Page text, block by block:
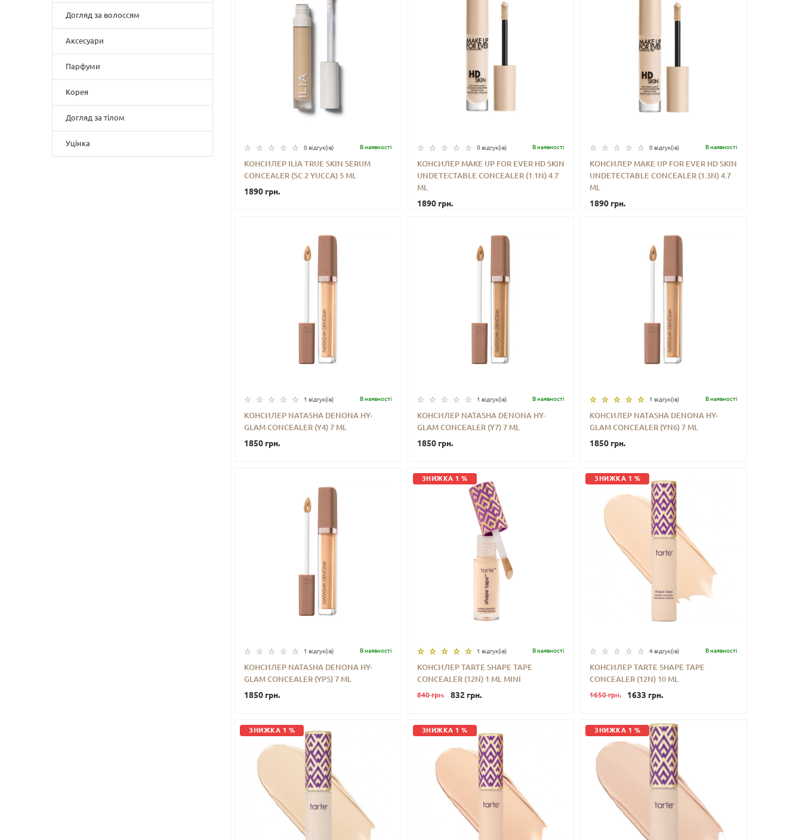
Догляд за волоссям
Аксесуари
Парфуми
Корея
Догляд за тілом
Уцінка
0 відгук(iв) В наявностi
КОНСИЛЕР ILIA TRUE SKIN SERUM
CONCEALER (SC 2 YUCCA) 5 ML
1890 грн.
0 відгук(iв) В наявностi
КОНСИЛЕР MAKE UP FOR EVER HD SKIN
UNDETECTABLE CONCEALER (1.1N) 4.7
ML
1890 грн.
-
0 відгук(iв) В наявностi
КОНСИЛЕР MAKE UP FOR EVER HD SKIN
UNDETECTABLE CONCEALER (1.3N) 4.7
ML
1890 грн.
-
1 відгук(iв) В наявностi
КОНСИЛЕР NATASHA DENONA HY-
GLAM CONCEALER (Y4) 7 ML
1850 грн.
1 відгук(iв) В наявностi
КОНСИЛЕР NATASHA DENONA HY-
GLAM CONCEALER (Y7) 7 ML
1850 грн.
1 відгук(iв) В наявностi
КОНСИЛЕР NATASHA DENONA HY-
GLAM CONCEALER (YN6) 7 ML
1850 грн.
1 відгук(iв) В наявностi
КОНСИЛЕР NATASHA DENONA HY-
GLAM CONCEALER (YP5) 7 ML
1850 грн.
ЗНИЖКА 1 %
1 відгук(iв) В наявностi
КОНСИЛЕР TARTE SHAPE TAPE
CONCEALER (12N) 1 ML MINI
840 грн. 832 грн.
ЗНИЖКА 1 %
4 відгук(iв) В наявностi
КОНСИЛЕР TARTE SHAPE TAPE
CONCEALER (12N) 10 ML
1650 грн. 1633 грн.
ЗНИЖКА 1 % ЗНИЖКА 1 % ЗНИЖКА 1 %